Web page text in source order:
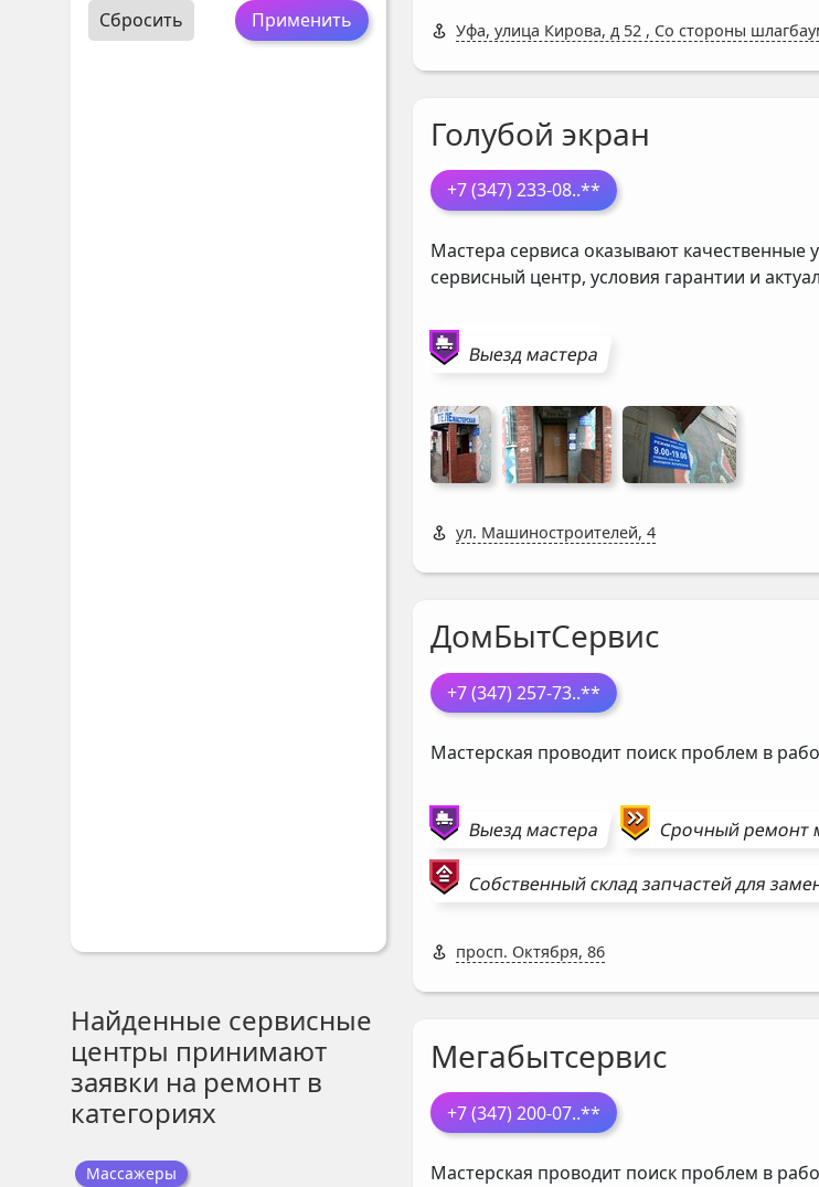
Применить
Сбросить
Найденные сервисные
центры принимают
заявки на ремонт в
категориях
Массажеры
Уфа, улица Кирова, д 52 , Со стороны
Голубой экран
+7 (347) 233-08..**
Мастера сервиса оказывают
сервисный центр, условия гарантии и
Выезд мастера
ул. Машиностроителей, 4
ДомБытСервис
+7 (347) 257-73..**
Мастерская проводит поиск проблем в
Выезд мастера Срочный ремонт
Собственный склад запчастей для
просп. Октября, 86
Мегабытсервис
+7 (347) 200-07..**
Мастерская проводит поиск проблем в